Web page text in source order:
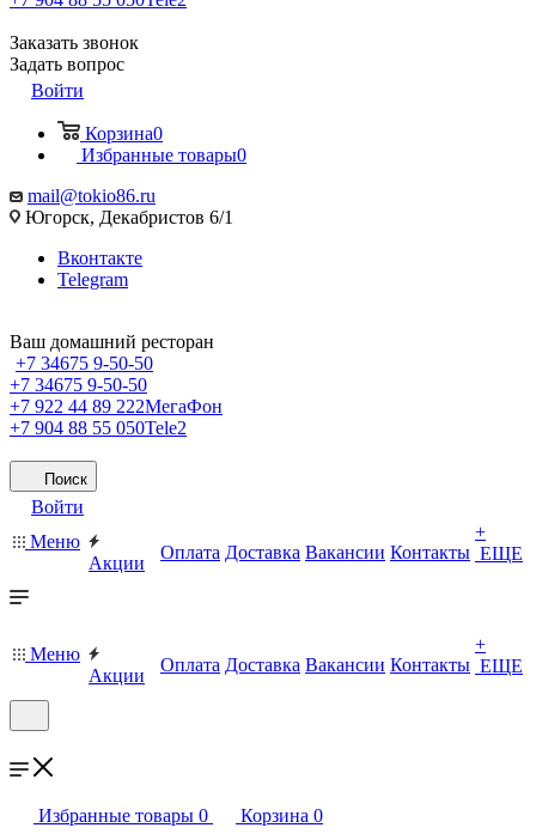
Заказать звонок
Задать вопрос
Войти
Корзина0
Избранные товары0
mail@tokio86.ru
Югорск, Декабристов 6/1
Вконтакте
Telegram
Ваш домашний ресторан
+7 34675 9-50-50
+7 34675 9-50-50
+7 922 44 89 222МегаФон
+7 904 88 55 050Tele2
Поиск
Войти
Меню
Акции
Оплата Доставка Вакансии Контакты
+
ЕЩЕ
Меню
Акции
Оплата Доставка Вакансии Контакты
+
ЕЩЕ
Избранные товары 0 Корзина 0